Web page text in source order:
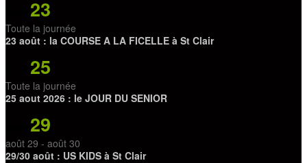
23
Toute la journée
23 août : la COURSE A LA FICELLE à St Clair
25
Toute la journée
25 aout 2026 : le JOUR DU SENIOR
29
août 29 - août 30
29/30 août : US KIDS à St Clair